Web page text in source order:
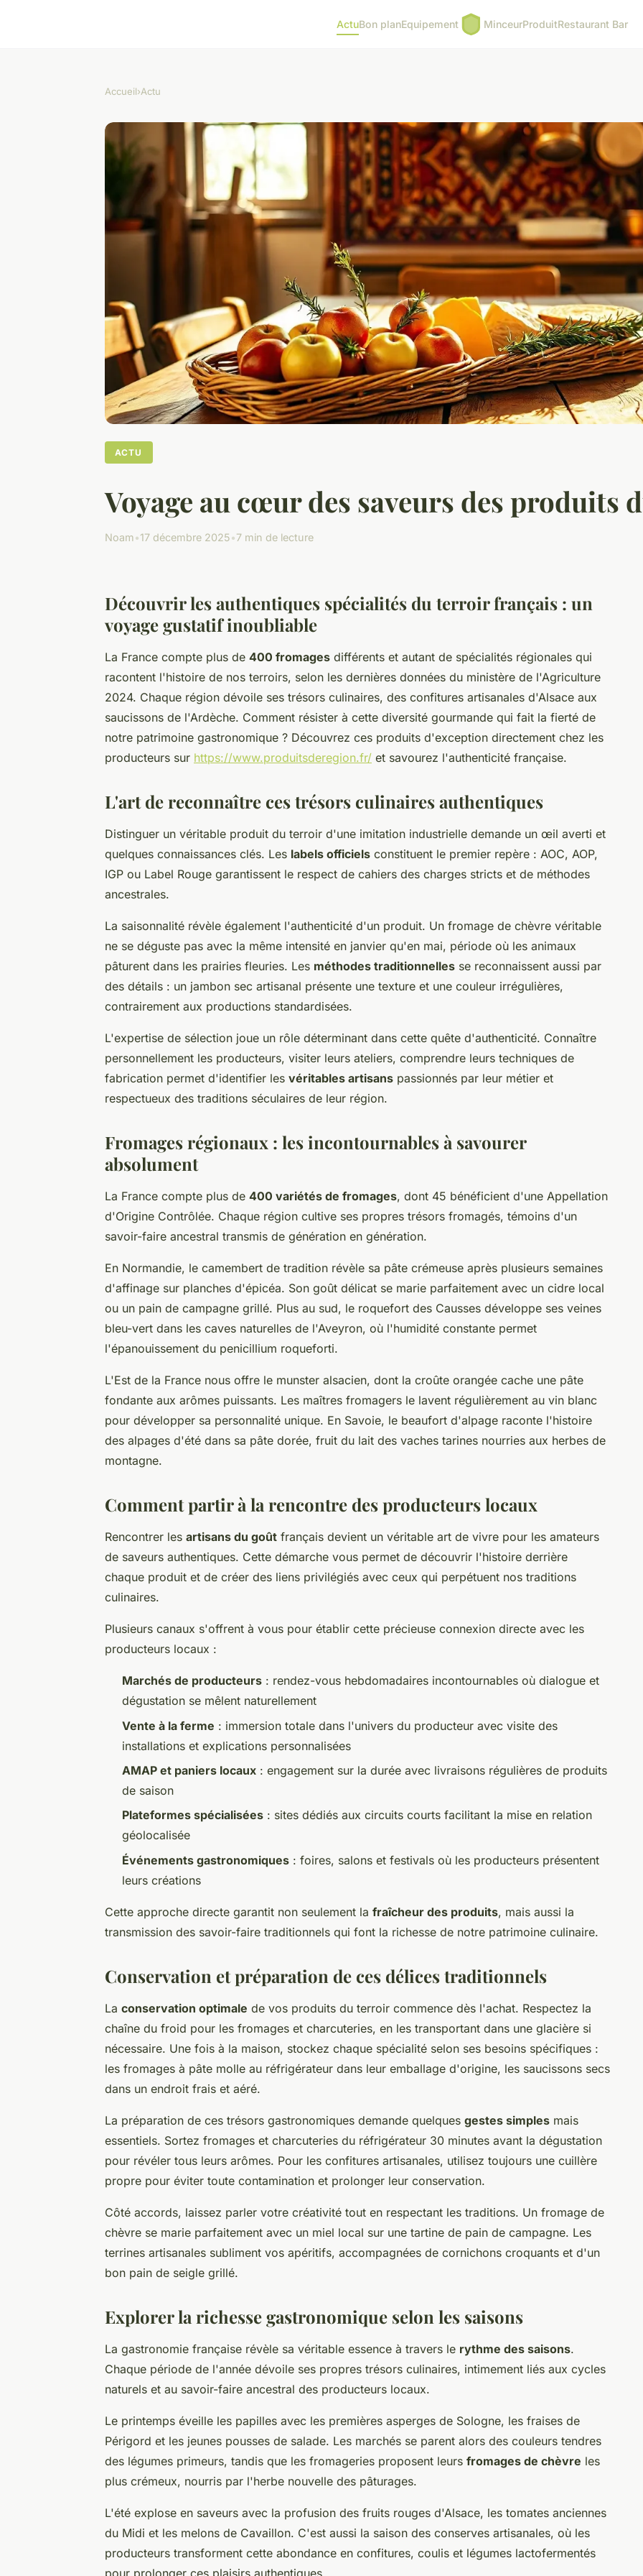
ActuBon planEquipement MinceurProduitRestaurant Bar
Accueil›Actu
ACTU
Voyage au cœur des saveurs des produits
Noam•17 décembre 2025•7 min de lecture
Découvrir les authentiques spécialités du terroir français : un
voyage gustatif inoubliable
La France compte plus de 400 fromages différents et autant de spécialités régionales qui
racontent l'histoire de nos terroirs, selon les dernières données du ministère de l'Agriculture
2024. Chaque région dévoile ses trésors culinaires, des confitures artisanales d'Alsace aux
saucissons de l'Ardèche. Comment résister à cette diversité gourmande qui fait la fierté de
notre patrimoine gastronomique ? Découvrez ces produits d'exception directement chez les
producteurs sur https://www.produitsderegion.fr/ et savourez l'authenticité française.
L'art de reconnaître ces trésors culinaires authentiques
Distinguer un véritable produit du terroir d'une imitation industrielle demande un œil averti et
quelques connaissances clés. Les labels officiels constituent le premier repère : AOC, AOP,
IGP ou Label Rouge garantissent le respect de cahiers des charges stricts et de méthodes
ancestrales.
La saisonnalité révèle également l'authenticité d'un produit. Un fromage de chèvre véritable
ne se déguste pas avec la même intensité en janvier qu'en mai, période où les animaux
pâturent dans les prairies fleuries. Les méthodes traditionnelles se reconnaissent aussi par
des détails : un jambon sec artisanal présente une texture et une couleur irrégulières,
contrairement aux productions standardisées.
L'expertise de sélection joue un rôle déterminant dans cette quête d'authenticité. Connaître
personnellement les producteurs, visiter leurs ateliers, comprendre leurs techniques de
fabrication permet d'identifier les véritables artisans passionnés par leur métier et
respectueux des traditions séculaires de leur région.
Fromages régionaux : les incontournables à savourer
absolument
La France compte plus de 400 variétés de fromages, dont 45 bénéficient d'une Appellation
d'Origine Contrôlée. Chaque région cultive ses propres trésors fromagés, témoins d'un
savoir-faire ancestral transmis de génération en génération.
En Normandie, le camembert de tradition révèle sa pâte crémeuse après plusieurs semaines
d'affinage sur planches d'épicéa. Son goût délicat se marie parfaitement avec un cidre local
ou un pain de campagne grillé. Plus au sud, le roquefort des Causses développe ses veines
bleu-vert dans les caves naturelles de l'Aveyron, où l'humidité constante permet
l'épanouissement du penicillium roqueforti.
L'Est de la France nous offre le munster alsacien, dont la croûte orangée cache une pâte
fondante aux arômes puissants. Les maîtres fromagers le lavent régulièrement au vin blanc
pour développer sa personnalité unique. En Savoie, le beaufort d'alpage raconte l'histoire
des alpages d'été dans sa pâte dorée, fruit du lait des vaches tarines nourries aux herbes de
montagne.
Comment partir à la rencontre des producteurs locaux
Rencontrer les artisans du goût français devient un véritable art de vivre pour les amateurs
de saveurs authentiques. Cette démarche vous permet de découvrir l'histoire derrière
chaque produit et de créer des liens privilégiés avec ceux qui perpétuent nos traditions
culinaires.
Plusieurs canaux s'offrent à vous pour établir cette précieuse connexion directe avec les
producteurs locaux :
Marchés de producteurs : rendez-vous hebdomadaires incontournables où dialogue et
dégustation se mêlent naturellement
Vente à la ferme : immersion totale dans l'univers du producteur avec visite des
installations et explications personnalisées
AMAP et paniers locaux : engagement sur la durée avec livraisons régulières de produits
de saison
Plateformes spécialisées : sites dédiés aux circuits courts facilitant la mise en relation
géolocalisée
Événements gastronomiques : foires, salons et festivals où les producteurs présentent
leurs créations
Cette approche directe garantit non seulement la fraîcheur des produits, mais aussi la
transmission des savoir-faire traditionnels qui font la richesse de notre patrimoine culinaire.
Conservation et préparation de ces délices traditionnels
La conservation optimale de vos produits du terroir commence dès l'achat. Respectez la
chaîne du froid pour les fromages et charcuteries, en les transportant dans une glacière si
nécessaire. Une fois à la maison, stockez chaque spécialité selon ses besoins spécifiques :
les fromages à pâte molle au réfrigérateur dans leur emballage d'origine, les saucissons secs
dans un endroit frais et aéré.
La préparation de ces trésors gastronomiques demande quelques gestes simples mais
essentiels. Sortez fromages et charcuteries du réfrigérateur 30 minutes avant la dégustation
pour révéler tous leurs arômes. Pour les confitures artisanales, utilisez toujours une cuillère
propre pour éviter toute contamination et prolonger leur conservation.
Côté accords, laissez parler votre créativité tout en respectant les traditions. Un fromage de
chèvre se marie parfaitement avec un miel local sur une tartine de pain de campagne. Les
terrines artisanales subliment vos apéritifs, accompagnées de cornichons croquants et d'un
bon pain de seigle grillé.
Explorer la richesse gastronomique selon les saisons
La gastronomie française révèle sa véritable essence à travers le rythme des saisons.
Chaque période de l'année dévoile ses propres trésors culinaires, intimement liés aux cycles
naturels et au savoir-faire ancestral des producteurs locaux.
Le printemps éveille les papilles avec les premières asperges de Sologne, les fraises de
Périgord et les jeunes pousses de salade. Les marchés se parent alors des couleurs tendres
des légumes primeurs, tandis que les fromageries proposent leurs fromages de chèvre les
plus crémeux, nourris par l'herbe nouvelle des pâturages.
L'été explose en saveurs avec la profusion des fruits rouges d'Alsace, les tomates anciennes
du Midi et les melons de Cavaillon. C'est aussi la saison des conserves artisanales, où les
producteurs transforment cette abondance en confitures, coulis et légumes lactofermentés
pour prolonger ces plaisirs authentiques.